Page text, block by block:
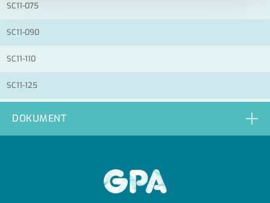
SC11-075
SC11-090
SC11-110
SC11-125
DOKUMENT